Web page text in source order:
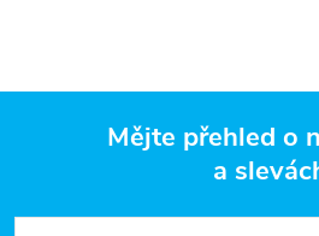
Mějte přehled o
a